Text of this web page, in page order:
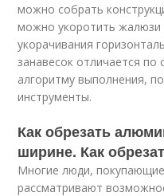
можно собрать
можно укоротить
укорачивания
занавесок отличается
алгоритму выполнения,
инструменты.
Как обрезать
ширине. Как
Многие люди,
рассматривают